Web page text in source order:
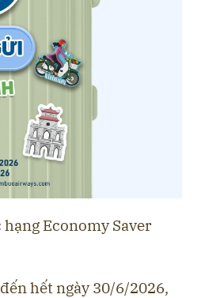
Economy Saver
hết ngày 30/6/2026,